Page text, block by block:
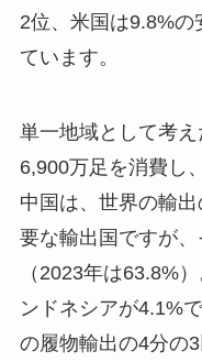
2位、米国は9.8%の
ています。
単一地域として考
6,900万足を消費し
中国は、世界の輸
要な輸出国ですが
（2023年は63.8%
ンドネシアが4.1%
の履物輸出の4分の